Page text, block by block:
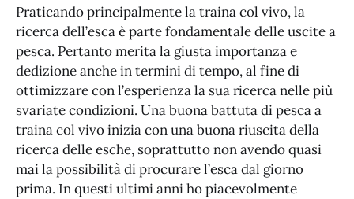
Praticando principalmente la traina col vivo, la
ricerca dell’esca è parte fondamentale delle uscite a
pesca. Pertanto merita la giusta importanza e
dedizione anche in termini di tempo, al fine di
ottimizzare con l’esperienza la sua ricerca nelle più
svariate condizioni. Una buona battuta di pesca a
traina col vivo inizia con una buona riuscita della
ricerca delle esche, soprattutto non avendo quasi
mai la possibilità di procurare l’esca dal giorno
prima. In questi ultimi anni ho piacevolmente